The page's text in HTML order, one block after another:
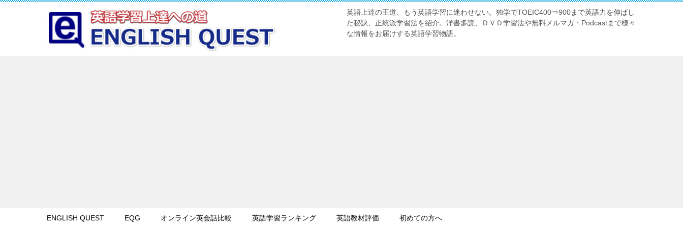
英語上達の王道、もう英語学習に迷わせない。独学でTOEIC400⇒900まで英語力を伸ばし
た秘訣、正統派学習法を紹介。洋書多読、ＤＶＤ学習法や無料メルマガ・Podcastまで様々
な情報をお届けする英語学習物語。
ENGLISH QUEST EQG オンライン英会話比較 英語学習ランキング 英語教材評価 初めての方へ